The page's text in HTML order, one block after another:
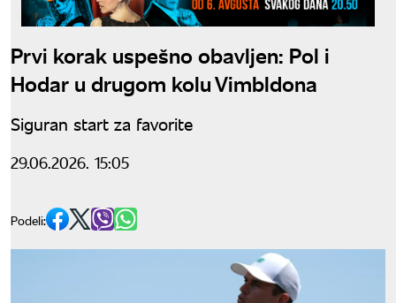
Prvi korak uspešno obavljen: Pol i
Hodar u drugom kolu Vimbldona
Siguran start za favorite
29.06.2026. 15:05
Podeli: